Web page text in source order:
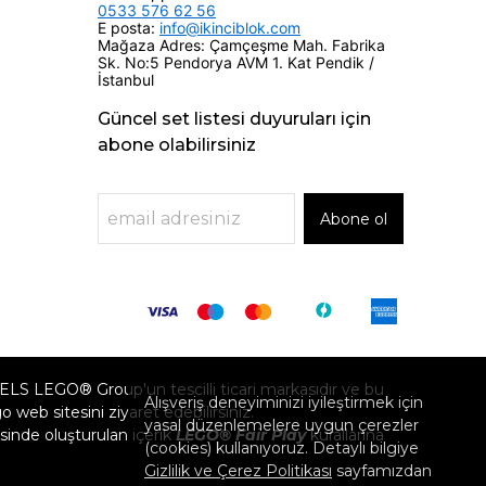
Alışveriş deneyiminizi iyileştirmek için
yasal düzenlemelere uygun çerezler
(cookies) kullanıyoruz. Detaylı bilgiye
Gizlilik ve Çerez Politikası sayfamızdan
0533 576 62 56
E posta: info@ikinciblok.com
Mağaza Adres: Çamçeşme Mah. Fabrika
Sk. No:5 Pendorya AVM 1. Kat Pendik /
İstanbul
Güncel set listesi duyuruları için
abone olabilirsiniz
Abone ol
LEGO® Group'un tescilli ticari markasıdır ve bu
web sitesini ziyaret edebilirsiniz.
oluşturulan içerikLEGO® Fair Playkurallarına